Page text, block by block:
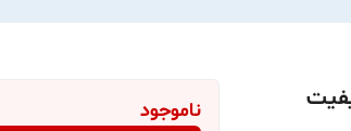
ناموجود